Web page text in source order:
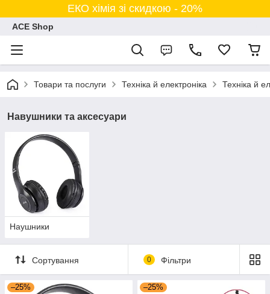
ЕКО хімія зі скидкою - 20%
ACE Shop
Товари та послуги Техніка й електроніка Техніка й
Навушники та аксесуари
Наушники
Сортування 0 Фільтри
–25% –25%